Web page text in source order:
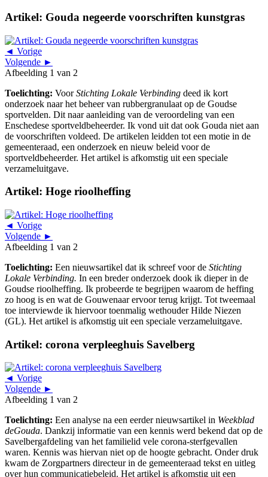
Artikel: Gouda negeerde voorschriften kunstgras
◄ Vorige
Volgende ►
Afbeelding 1 van 2
Toelichting: VoorStichting Lokale Verbinding deed ik kort
onderzoek naar het beheer van rubbergranulaat op de Goudse
sportvelden. Dit naar aanleiding van de veroordeling van een
Enschedese sportveldbeheerder. Ik vond uit dat ook Gouda niet aan
de voorschriften voldeed. De artikelen leidden tot een motie in de
gemeenteraad, een onderzoek en nieuw beleid voor de
sportveldbeheerder. Het artikel is afkomstig uit een speciale
verzameluitgave.
Artikel: Hoge rioolheffing
◄ Vorige
Volgende ►
Afbeelding 1 van 2
Toelichting: Een nieuwsartikel dat ik schreef voor de Stichting
Lokale Verbinding. In een breder onderzoek dook ik dieper in de
Goudse rioolheffing. Ik probeerde te begrijpen waarom de heffing
zo hoog is en wat de Gouwenaar ervoor terug krijgt. Tot tweemaal
toe interviewde ik hiervoor toenmalig wethouder Hilde Niezen
(GL). Het artikel is afkomstig uit een speciale verzameluitgave.
Artikel: corona verpleeghuis Savelberg
◄ Vorige
Volgende ►
Afbeelding 1 van 2
Toelichting: Een analyse na een eerder nieuwsartikel in Weekblad
deGouda. Dankzij informatie van een kennis werd bekend dat op de
Savelbergafdeling van het familielid vele corona-sterfgevallen
waren. Kennis was hiervan niet op de hoogte gebracht. Onder druk
kwam de Zorgpartners directeur in de gemeenteraad tekst en uitleg
over hun communicatiebeleid. Het artikel is afkomstig uit een